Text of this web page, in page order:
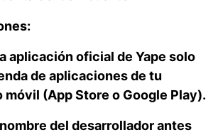
aplicación oficial de Yape solo
de aplicaciones de tu
(App Store o Google Play).
del desarrollador antes